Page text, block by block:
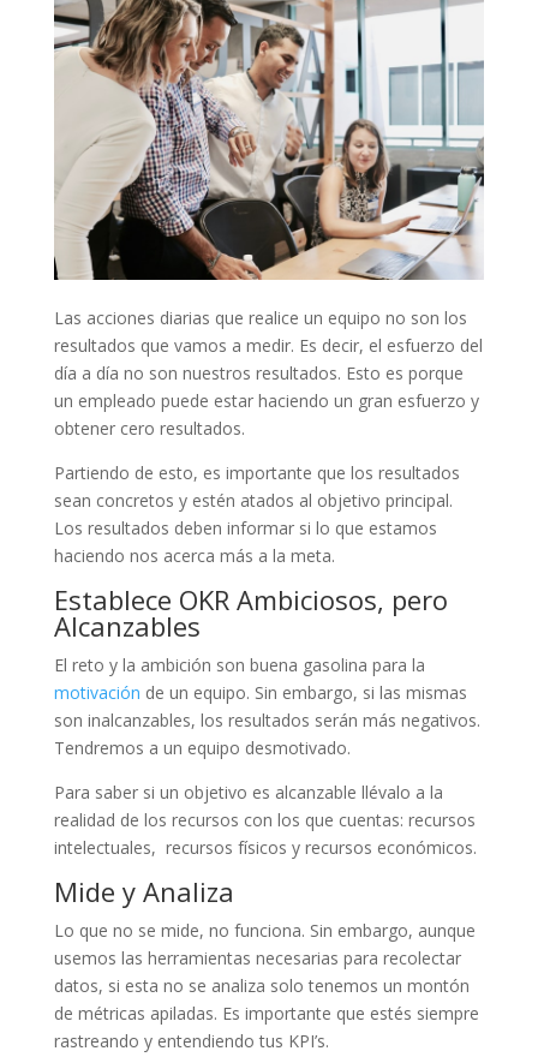
Las acciones diarias que realice un equipo no son los
resultados que vamos a medir. Es decir, el esfuerzo del
día a día no son nuestros resultados. Esto es porque
un empleado puede estar haciendo un gran esfuerzo y
obtener cero resultados.
Partiendo de esto, es importante que los resultados
sean concretos y estén atados al objetivo principal.
Los resultados deben informar si lo que estamos
haciendo nos acerca más a la meta.
Establece OKR Ambiciosos, pero
Alcanzables
El reto y la ambición son buena gasolina para la
motivación de un equipo. Sin embargo, si las mismas
son inalcanzables, los resultados serán más negativos.
Tendremos a un equipo desmotivado.
Para saber si un objetivo es alcanzable llévalo a la
realidad de los recursos con los que cuentas: recursos
intelectuales, recursos físicos y recursos económicos.
Mide y Analiza
Lo que no se mide, no funciona. Sin embargo, aunque
usemos las herramientas necesarias para recolectar
datos, si esta no se analiza solo tenemos un montón
de métricas apiladas. Es importante que estés siempre
rastreando y entendiendo tus KPI’s.